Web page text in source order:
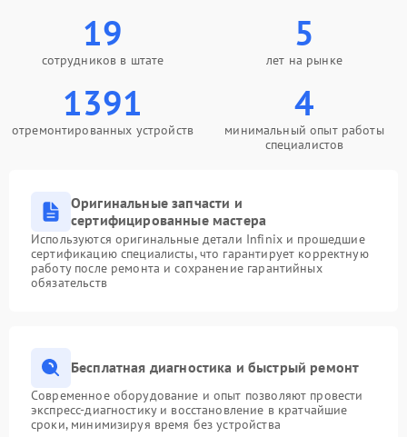
19
сотрудников в штате
5
лет на рынке
1391
отремонтированных устройств
4
минимальный опыт работы
специалистов
Оригинальные запчасти и
сертифицированные мастера
Используются оригинальные детали Infinix и прошедшие
сертификацию специалисты, что гарантирует корректную
работу после ремонта и сохранение гарантийных
обязательств
Бесплатная диагностика и быстрый ремонт
Современное оборудование и опыт позволяют провести
экспресс-диагностику и восстановление в кратчайшие
сроки, минимизируя время без устройства